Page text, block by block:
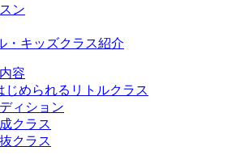
ン
・キッズクラス紹介
容
じめられるリトルクラス
ィション
クラス
クラス